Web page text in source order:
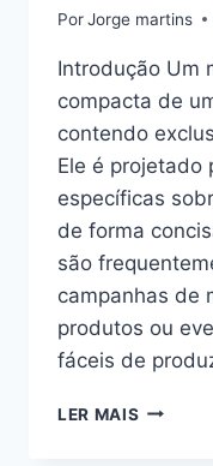
PorJorge martins
Introdução Um
compacta de
contendo
Ele é projetado
específicas
de forma
são
campanhas de
produtos ou
fáceis de
LER MAIS MINI